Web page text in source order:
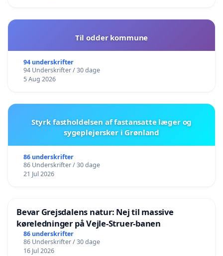
Til odder kommune
94 underskrifter
94 Underskrifter / 30 dage
5 Aug 2026
Styrk fastholdelsen af fastansatte læger og
sygeplejersker i Grønland
86 underskrifter
86 Underskrifter / 30 dage
21 Jul 2026
Bevar Grejsdalens natur: Nej til massive
køreledninger på Vejle-Struer-banen
86 underskrifter
86 Underskrifter / 30 dage
16 Jul 2026